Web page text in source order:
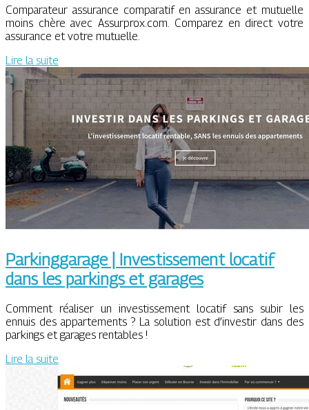
Comparateur assurance comparatif en assurance et mutuelle
moins chère avec Assurprox.com. Comparez en direct votre
assurance et votre mutuelle.
Lire la suite
Par­kinggara­ge | In­vestis­se­ment locatif
dans les parkings et garages
Comment réaliser un investissement locatif sans subir les
ennuis des appartements ? La solution est d’investir dans des
parkings et garages rentables !
Lire la suite